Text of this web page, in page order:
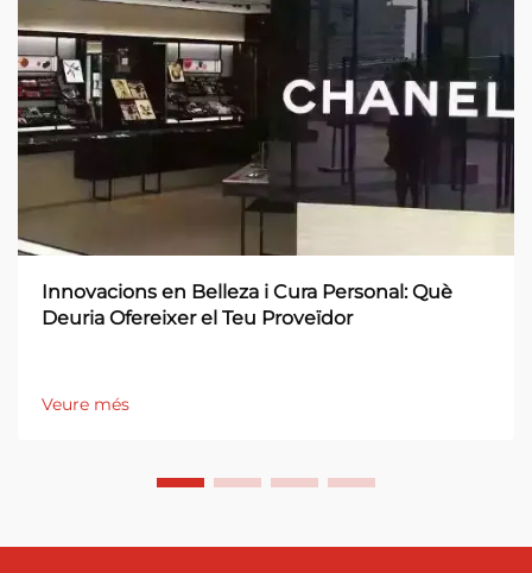
Innovacions en Belleza i Cura Personal: Què
Deuria Ofereixer el Teu Proveïdor
Veure més